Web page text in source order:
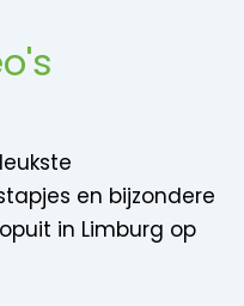
en bijzondere
in Limburg op